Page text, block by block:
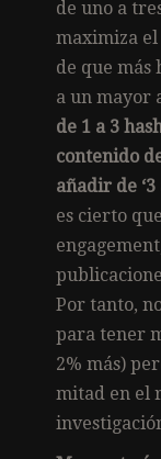
de uno a
maximiza
de que más
a un mayor
de 1 a 3
contenido
añadir de
es cierto
Por tanto,
para tener
2% más)
mitad en el